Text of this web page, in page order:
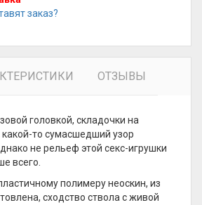
заказ?
ОТЗЫВЫ
головкой, складочки на
то сумасшедший узор
не рельеф этой секс-игрушки
всего.
полимеру неоскин, из
сходство ствола с живой